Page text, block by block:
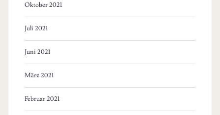
Oktober 2021
Juli 2021
Juni 2021
März 2021
Februar 2021